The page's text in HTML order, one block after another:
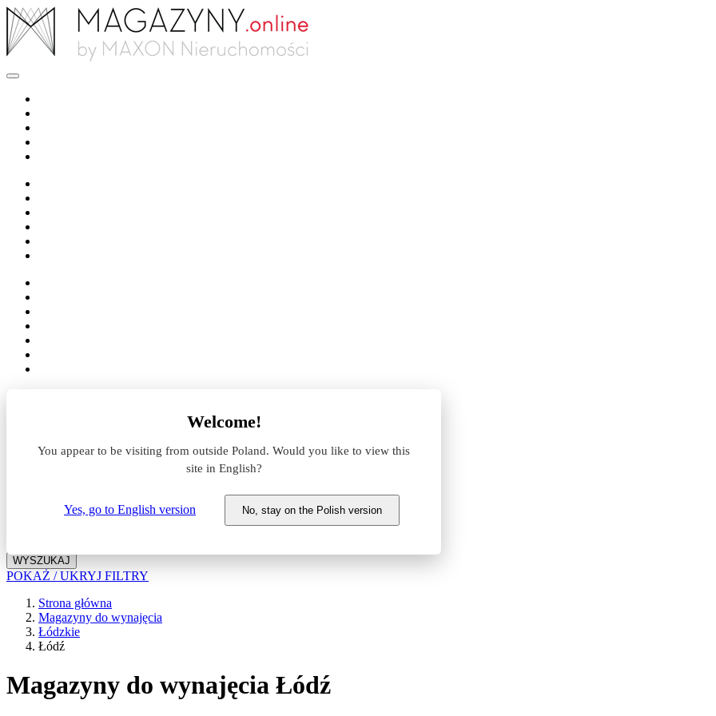
Welcome!
You appear to be visiting from outside Poland. Would you like to view this
site in English?
Yes, go to English version No, stay on the Polish version
Lokalizacja
Nazwa magazynu
WYSZUKAJ
POKAŻ / UKRYJ FILTRY
Strona główna
Magazyny do wynajęcia
Łódzkie
Łódź
Magazyny do wynajęcia Łódź